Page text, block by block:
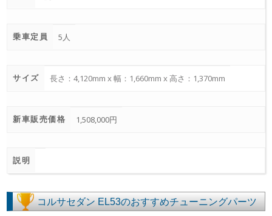
乗車定員 5人
サイズ 長さ：4,120mm x 幅：1,660mm x 高さ：1,370mm
新車販売価格 1,508,000円
説明
コルサセダン EL53のおすすめチューニングパーツ